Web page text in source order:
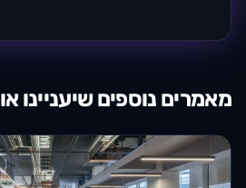
מאמרים נוספים שיעניינו